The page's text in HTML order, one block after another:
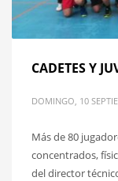
CADETES Y
DOMINGO, 10
Más de 80
concentrados,
del director